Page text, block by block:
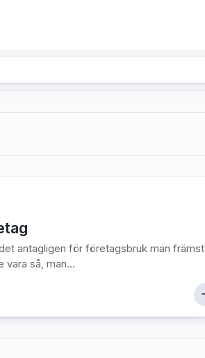
antagligen för företagsbruk man främst
vara så, man...